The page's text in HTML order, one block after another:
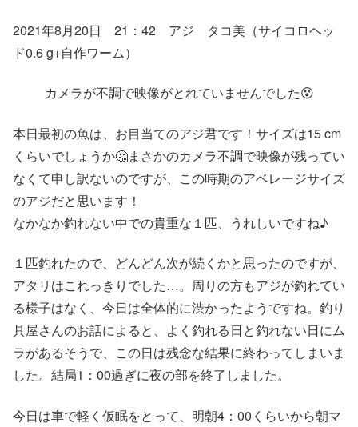
2021年8月20日 21：42 アジ タコ美（サイコロヘッ
ド0.6 g+自作ワーム）
カメラが不調で映像がとれていませんでした😵
本日最初の魚は、お目当てのアジ君です！サイズは15 cm
くらいでしょうか🤔まさかのカメラ不調で映像が残ってい
なくて申し訳ないのですが、この時期のアベレージサイズ
のアジだと思います！
なかなか釣れない中での貴重な１匹、うれしいですね♪
１匹釣れたので、どんどん次が続くかと思ったのですが、
アタリはこれっきりでした…。周りの方もアジが釣れてい
る様子はなく、今日は全体的に渋かったようですね。釣り
具屋さんのお話によると、よく釣れる日と釣れない日にム
ラがあるそうで、この日は残念な結果に終わってしまいま
した。結局1：00過ぎに夜の部を終了しました。
今日は車で軽く仮眠をとって、明朝4：00くらいから朝マ